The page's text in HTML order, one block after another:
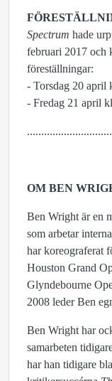
Spectrum hade
februari 2017 och
föreställningar:
- Torsdag 20 april
- Fredag 21 april
OM BEN
Ben Wright är en
som arbetar
har koreograferat
Houston Grand
Glyndebourne
2008 leder Ben
Ben Wright har
samarbeten
har han tidigare